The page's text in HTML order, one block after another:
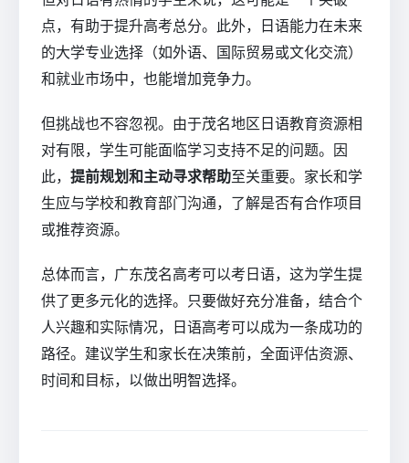
点，有助于提升高考总分。此外，日语能力在未来
的大学专业选择（如外语、国际贸易或文化交流）
和就业市场中，也能增加竞争力。
但挑战也不容忽视。由于茂名地区日语教育资源相
对有限，学生可能面临学习支持不足的问题。因
此， 提前规划和主动寻求帮助至关重要。家长和学
生应与学校和教育部门沟通，了解是否有合作项目
或推荐资源。
总体而言，广东茂名高考可以考日语，这为学生提
供了更多元化的选择。只要做好充分准备，结合个
人兴趣和实际情况，日语高考可以成为一条成功的
路径。建议学生和家长在决策前，全面评估资源、
时间和目标，以做出明智选择。